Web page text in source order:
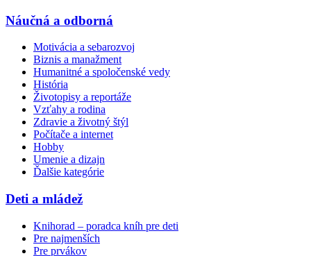
Náučná a odborná
Motivácia a sebarozvoj
Biznis a manažment
Humanitné a spoločenské vedy
História
Životopisy a reportáže
Vzťahy a rodina
Zdravie a životný štýl
Počítače a internet
Hobby
Umenie a dizajn
Ďalšie kategórie
Deti a mládež
Knihorad – poradca kníh pre deti
Pre najmenších
Pre prvákov